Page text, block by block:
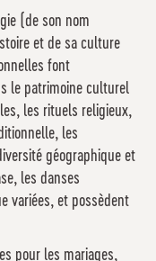
(de son nom
et de sa culture
font
le patrimoine culturel
les rituels religieux,
les
géographique et
les danses
variées, et possèdent
pour les mariages,